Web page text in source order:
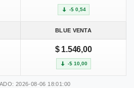
-$ 0,54
BLUE VENTA
$ 1.546,00
-$ 10,00
2026-08-06 18:01:00